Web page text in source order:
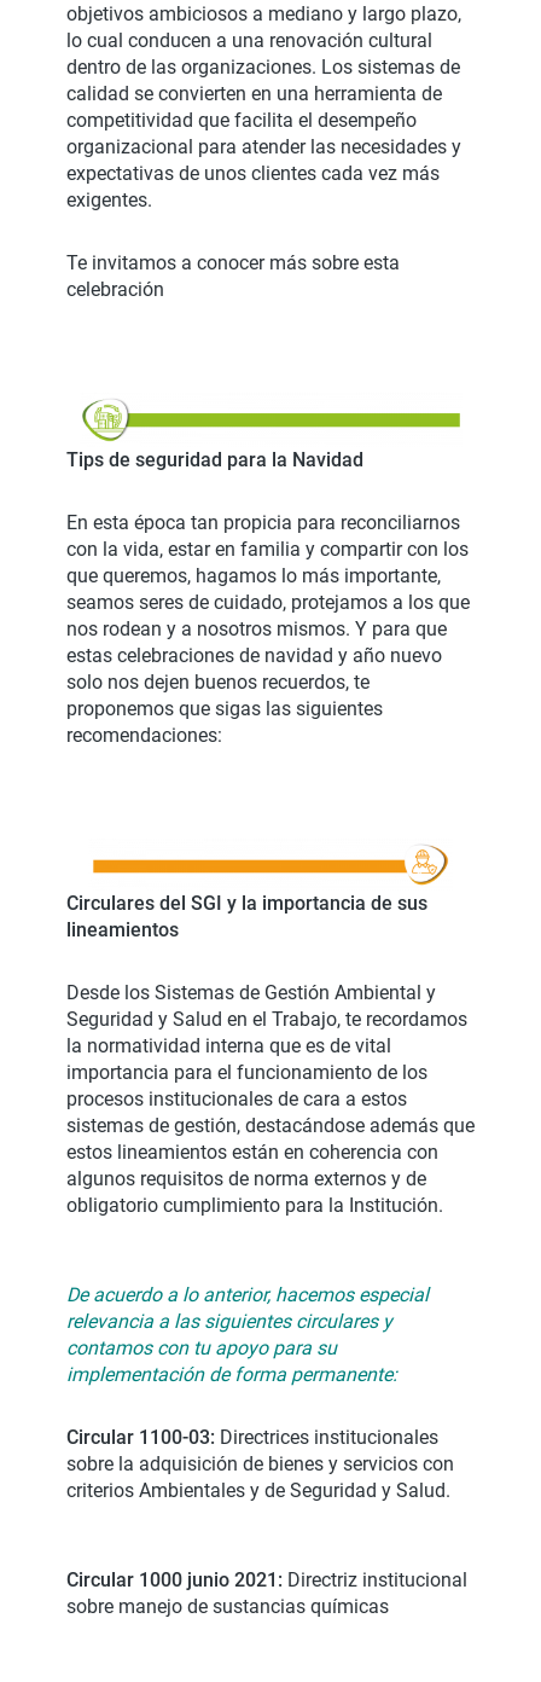
objetivos ambiciosos a mediano y largo plazo,
lo cual conducen a una renovación cultural
dentro de las organizaciones. Los sistemas de
calidad se convierten en una herramienta de
competitividad que facilita el desempeño
organizacional para atender las necesidades y
expectativas de unos clientes cada vez más
exigentes.
Te invitamos a conocer más sobre esta
celebración
Tips de seguridad para la Navidad
En esta época tan propicia para reconciliarnos
con la vida, estar en familia y compartir con los
que queremos, hagamos lo más importante,
seamos seres de cuidado, protejamos a los que
nos rodean y a nosotros mismos. Y para que
estas celebraciones de navidad y año nuevo
solo nos dejen buenos recuerdos, te
proponemos que sigas las siguientes
recomendaciones:
Circulares del SGI y la importancia de sus
lineamientos
Desde los Sistemas de Gestión Ambiental y
Seguridad y Salud en el Trabajo, te recordamos
la normatividad interna que es de vital
importancia para el funcionamiento de los
procesos institucionales de cara a estos
sistemas de gestión, destacándose además que
estos lineamientos están en coherencia con
algunos requisitos de norma externos y de
obligatorio cumplimiento para la Institución.
De acuerdo a lo anterior, hacemos especial
relevancia a las siguientes circulares y
contamos con tu apoyo para su
implementación de forma permanente:
Circular 1100-03: Directrices institucionales
sobre la adquisición de bienes y servicios con
criterios Ambientales y de Seguridad y Salud.
Circular 1000 junio 2021: Directriz institucional
sobre manejo de sustancias químicas